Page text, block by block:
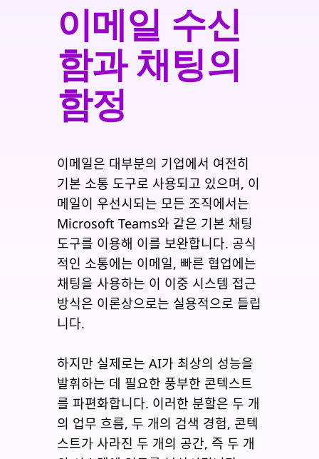
이메일 수신
함과 채팅의
함정
이메일은 대부분의 기업에서 여전히
기본 소통 도구로 사용되고 있으며, 이
메일이 우선시되는 모든 조직에서는
Microsoft Teams와 같은 기본 채팅
도구를 이용해 이를 보완합니다. 공식
적인 소통에는 이메일, 빠른 협업에는
채팅을 사용하는 이 이중 시스템 접근
방식은 이론상으로는 실용적으로 들립
니다.
하지만 실제로는 AI가 최상의 성능을
발휘하는 데 필요한 풍부한 콘텍스트
를 파편화합니다. 이러한 분할은 두 개
의 업무 흐름, 두 개의 검색 경험, 콘텍
스트가 사라진 두 개의 공간, 즉 두 개